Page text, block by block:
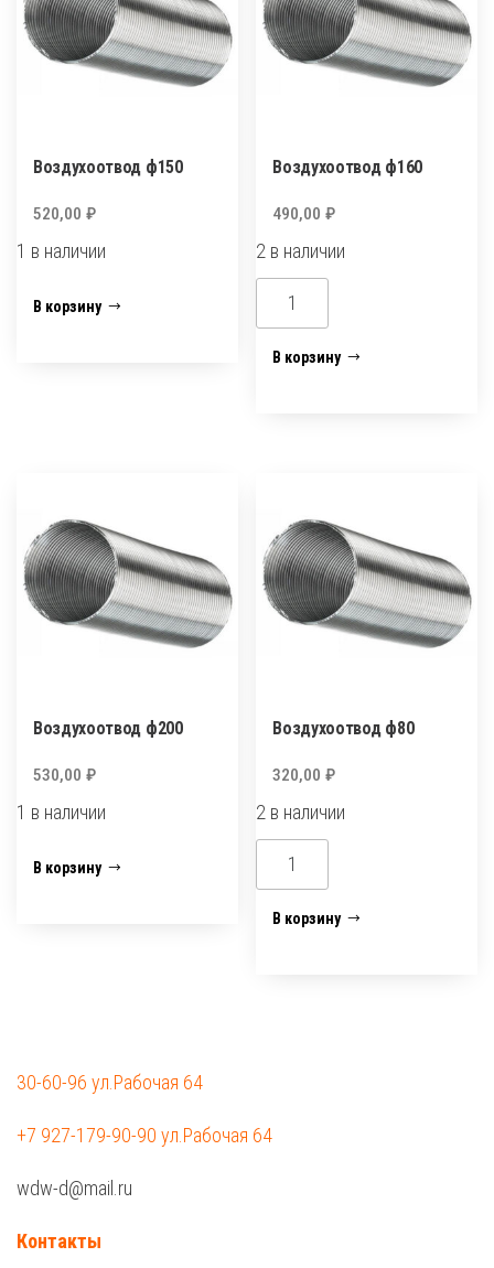
Воздухоотвод ф150
520,00 ₽
1 в наличии
товара
В корзину
Воздухоотвод ф160
490,00₽
2 в наличии
Количество
товара
Воздухоотвод
В корзину
Воздухоотвод ф200
530,00 ₽
1 в наличии
товара
В корзину
Воздухоотвод ф80
320,00₽
2 в наличии
Количество
товара
Воздухоотвод
В корзину
30-60-96 ул.Рабочая 64
+7 927-179-90-90 ул.Рабочая 64
wdw-d@mail.ru
Контакты